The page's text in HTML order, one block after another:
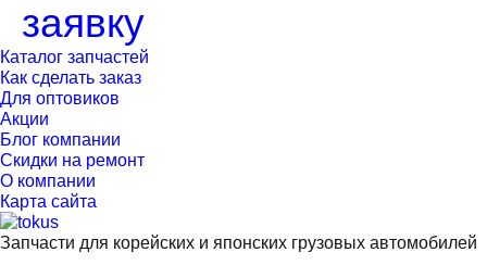
заявку
Каталог запчастей
Как сделать заказ
Для оптовиков
Акции
Блог компании
Скидки на ремонт
О компании
Карта сайта
Запчасти для корейских и японских грузовых автомобилей